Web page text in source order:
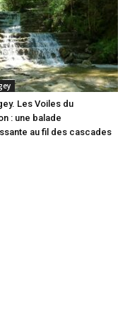
Les Voiles du
: une balade
au fil des cascades